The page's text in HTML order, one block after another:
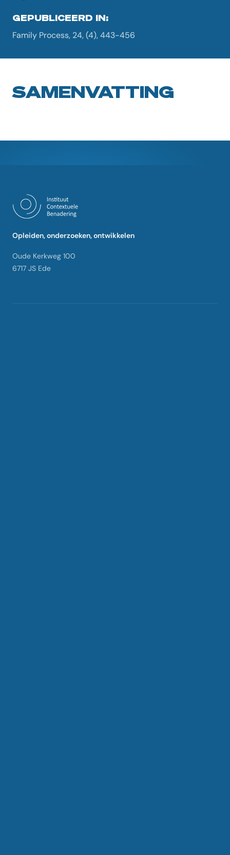
GEPUBLICEERD IN:
Family Process, 24, (4), 443-456
SAMENVATTING
Opleiden, onderzoeken, ontwikkelen
Oude Kerkweg 100
6717 JS Ede